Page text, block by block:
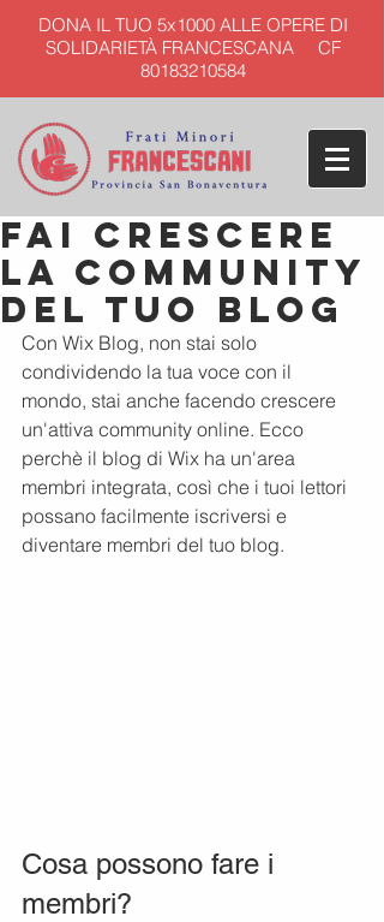
DONA IL TUO 5x1000 ALLE OPERE DI
SOLIDARIETÀ FRANCESCANA CF
80183210584
Fai crescere
la community
del tuo blog
Con Wix Blog, non stai solo
condividendo la tua voce con il
mondo, stai anche facendo crescere
un'attiva community online. Ecco
perchè il blog di Wix ha un'area
membri integrata, così che i tuoi lettori
possano facilmente iscriversi e
diventare membri del tuo blog.
Cosa possono fare i
membri?